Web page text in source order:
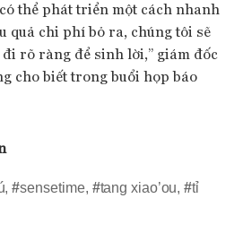
thể phát triển một cách nhanh
quả chi phí bỏ ra, chúng tôi sẽ
rõ ràng để sinh lời,” giám đốc
cho biết trong buổi họp báo
,#sensetime, #tang xiao’ou,#tỉ